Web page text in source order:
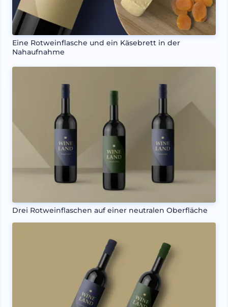
Eine Rotweinflasche und ein Käsebrett in der
Nahaufnahme
Drei Rotweinflaschen auf einer neutralen Oberfläche